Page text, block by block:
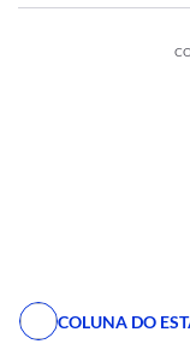
COLUNA DO